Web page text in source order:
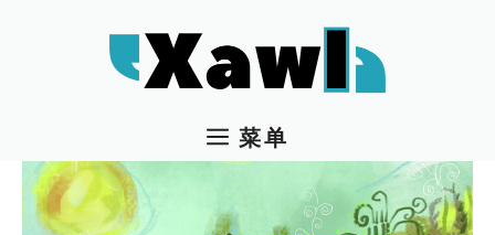
菜单